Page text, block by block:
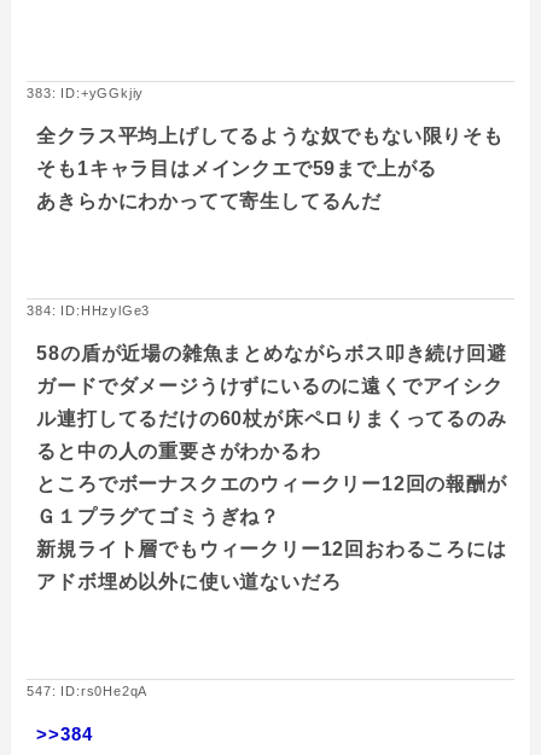
383: ID:+yGGkjiy
全クラス平均上げしてるような奴でもない限りそも
そも1キャラ目はメインクエで59まで上がる
あきらかにわかってて寄生してるんだ
384: ID:HHzylGe3
58の盾が近場の雑魚まとめながらボス叩き続け回避
ガードでダメージうけずにいるのに遠くでアイシク
ル連打してるだけの60杖が床ペロりまくってるのみ
ると中の人の重要さがわかるわ
ところでボーナスクエのウィークリー12回の報酬が
Ｇ１プラグてゴミうぎね？
新規ライト層でもウィークリー12回おわるころには
アドボ埋め以外に使い道ないだろ
547: ID:rs0He2qA
>>384